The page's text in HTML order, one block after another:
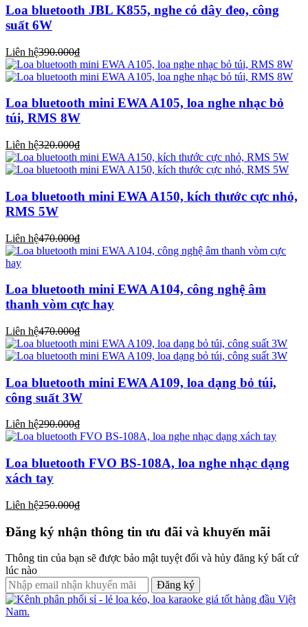
Loa bluetooth JBL K855, nghe có dây đeo, công
suất 6W
Liên hệ390.000₫
Loa bluetooth mini EWA A105, loa nghe nhạc bỏ
túi, RMS 8W
Liên hệ320.000₫
Loa bluetooth mini EWA A150, kích thước cực nhỏ,
RMS 5W
Liên hệ470.000₫
Loa bluetooth mini EWA A104, công nghệ âm
thanh vòm cực hay
Liên hệ470.000₫
Loa bluetooth mini EWA A109, loa dạng bỏ túi,
công suất 3W
Liên hệ290.000₫
Loa bluetooth FVO BS-108A, loa nghe nhạc dạng
xách tay
Liên hệ250.000₫
Đăng ký nhận thông tin ưu đãi và khuyến mãi
Thông tin của bạn sẽ được bảo mật tuyệt đối và hủy đăng ký bất cứ
lúc nào
Đăng ký